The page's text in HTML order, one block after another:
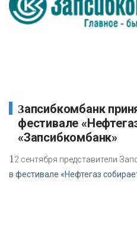
Запсибкомбанк принял участие в
фестивале
«Запсибкомбанк»
12 сентября представители
в фестивале «Нефтегаз